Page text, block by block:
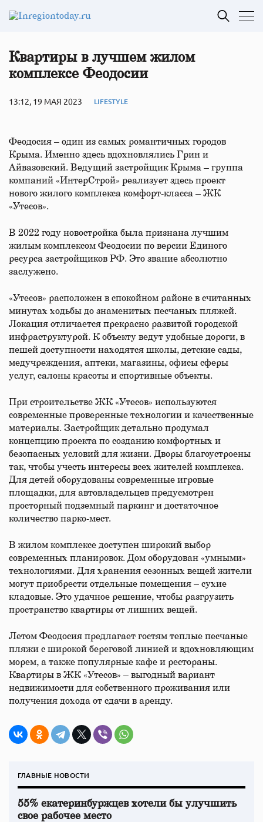
Квартиры в лучшем жилом
комплексе Феодосии
13:12, 19 МАЯ 2023 LIFESTYLE
Феодосия – один из самых романтичных городов
Крыма. Именно здесь вдохновлялись Грин и
Айвазовский. Ведущий застройщик Крыма – группа
компаний «ИнтерСтрой» реализует здесь проект
нового жилого комплекса комфорт-класса – ЖК
«Утесов».
В 2022 году новостройка была признана лучшим
жилым комплексом Феодосии по версии Единого
ресурса застройщиков РФ. Это звание абсолютно
заслужено.
«Утесов» расположен в спокойном районе в считанных
минутах ходьбы до знаменитых песчаных пляжей.
Локация отличается прекрасно развитой городской
инфраструктурой. К объекту ведут удобные дороги, в
пешей доступности находятся школы, детские сады,
медучреждения, аптеки, магазины, офисы сферы
услуг, салоны красоты и спортивные объекты.
При строительстве ЖК «Утесов» используются
современные проверенные технологии и качественные
материалы. Застройщик детально продумал
концепцию проекта по созданию комфортных и
безопасных условий для жизни. Дворы благоустроены
так, чтобы учесть интересы всех жителей комплекса.
Для детей оборудованы современные игровые
площадки, для автовладельцев предусмотрен
просторный подземный паркинг и достаточное
количество парко-мест.
В жилом комплексе доступен широкий выбор
современных планировок. Дом оборудован «умными»
технологиями. Для хранения сезонных вещей жители
могут приобрести отдельные помещения – сухие
кладовые. Это удачное решение, чтобы разгрузить
пространство квартиры от лишних вещей.
Летом Феодосия предлагает гостям теплые песчаные
пляжи с широкой береговой линией и вдохновляющим
морем, а также популярные кафе и рестораны.
Квартиры в ЖК «Утесов» – выгодный вариант
недвижимости для собственного проживания или
получения дохода от сдачи в аренду.
ГЛАВНЫЕ НОВОСТИ
55% екатеринбуржцев хотели бы улучшить
свое рабочее место